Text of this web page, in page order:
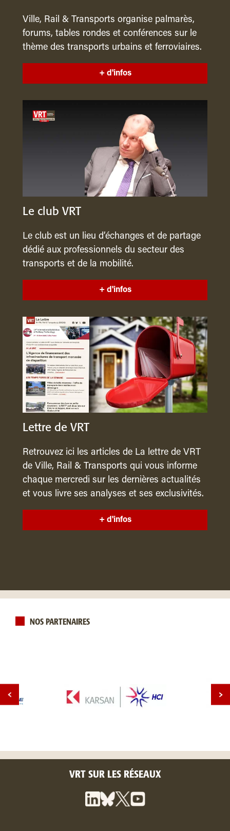
Ville, Rail & Transports organise palmarès,
forums, tables rondes et conférences sur le
thème des transports urbains et ferroviaires.
+ d'infos
Le club VRT
Le club est un lieu d’échanges et de partage
dédié aux professionnels du secteur des
transports et de la mobilité.
+ d'infos
Lettre de VRT
Retrouvez ici les articles de La lettre de VRT
de Ville, Rail & Transports qui vous informe
chaque mercredi sur les dernières actualités
et vous livre ses analyses et ses exclusivités.
+ d'infos
NOS PARTENAIRES
VRT SUR LES RÉSEAUX